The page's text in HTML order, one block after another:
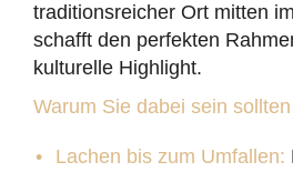
traditionsreicher Ort mitten
schafft den perfekten
kulturelle Highlight.
Warum Sie dabei sein sollten
Lachen bis zum Umfallen: